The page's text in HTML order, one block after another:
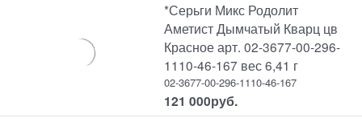
*Серьги Микс Родолит
Аметист Дымчатый Кварц цв
Красное арт. 02-3677-00-296-
1110-46-167 вес 6,41 г
02-3677-00-296-1110-46-167
121 000руб.